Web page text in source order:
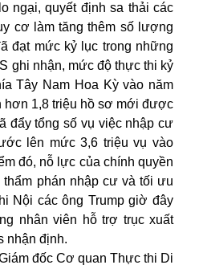
ngại, quyết định sa thải các
cơ làm tăng thêm số lượng
đạt mức kỷ lục trong những
ghi nhận, mức độ thực thi kỷ
Tây Nam Hoa Kỳ vào năm
hơn 1,8 triệu hồ sơ mới được
đẩy tổng số vụ việc nhập cư
lên mức 3,6 triệu vụ vào
đó, nỗ lực của chính quyền
phán nhập cư và tối ưu
Nội các ông Trump giờ đây
nhân viên hỗ trợ trục xuất
nhận định.
đốc Cơ quan Thực thi Di